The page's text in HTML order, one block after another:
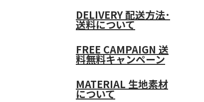
DELIVERY配送方法･
送料について
FREE CAMPAIGN 送
料無料キャンペーン
MATERIAL 生地素材
について